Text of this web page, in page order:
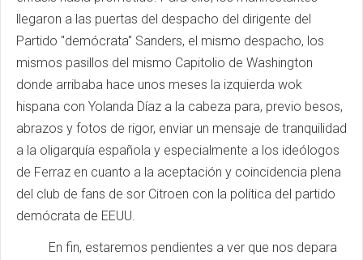
llegaron a las puertas del despacho del dirigente del
Partido "demócrata" Sanders, el mismo despacho, los
mismos pasillos del mismo Capitolio de Washington
donde arribaba hace unos meses la izquierda wok
hispana con Yolanda Díaz a la cabeza para, previo besos,
abrazos y fotos de rigor, enviar un mensaje de tranquilidad
a la oligarquía española y especialmente a los ideólogos
de Ferraz en cuanto a la aceptación y coincidencia plena
del club de fans de sor Citroen con la política del partido
demócrata de EEUU.
En fin, estaremos pendientes a ver que nos depara